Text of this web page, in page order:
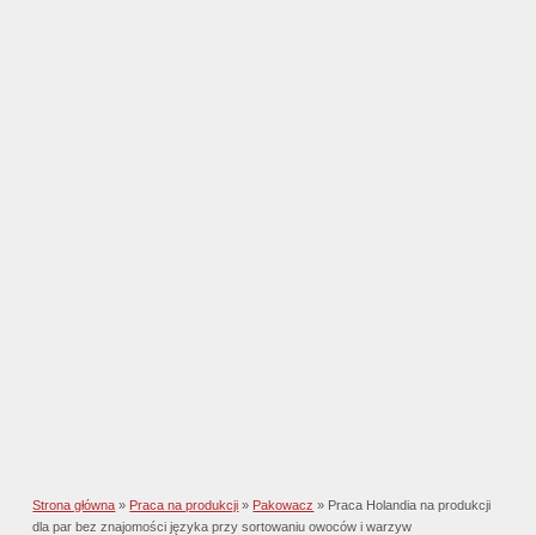
Strona główna » Praca na produkcji » Pakowacz » Praca Holandia na produkcji
dla par bez znajomości języka przy sortowaniu owoców i warzyw